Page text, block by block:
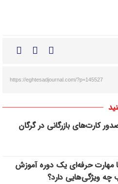
https://eghtesadjournal.com/?p=145527
مهارت حرفه‌ای یک دوره آموزش
ویژگی‌هایی دارد؟